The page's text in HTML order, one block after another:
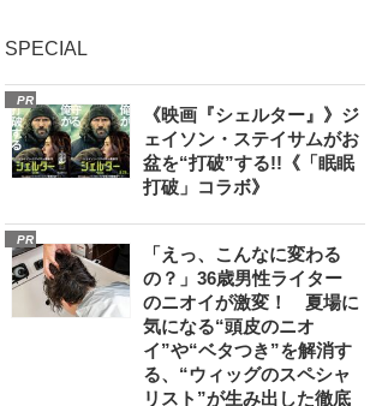
SPECIAL
PR
《映画『シェルター』》ジ
ェイソン・ステイサムがお
盆を“打破”する!!《「眠眠
打破」コラボ》
PR
「えっ、こんなに変わる
の？」36歳男性ライター
のニオイが激変！ 夏場に
気になる“頭皮のニオ
イ”や“ベタつき”を解消す
る、“ウィッグのスペシャ
リスト”が生み出した徹底